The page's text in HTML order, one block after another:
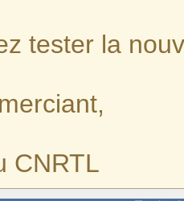
tester la
CNRTL